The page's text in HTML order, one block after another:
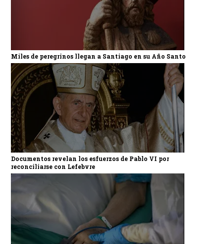
Miles de peregrinos llegan a Santiago en su Año Santo
Documentos revelan los esfuerzos de Pablo VI por
reconciliarse con Lefebvre